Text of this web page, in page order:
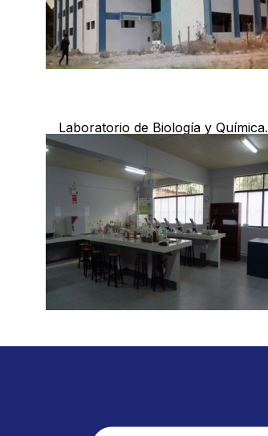
Laboratorio de Biología y Química.